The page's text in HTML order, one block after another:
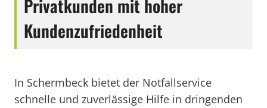
Privatkunden mit hoher
Kundenzufriedenheit
In Schermbeck bietet der Notfallservice
schnelle und zuverlässige Hilfe in dringenden